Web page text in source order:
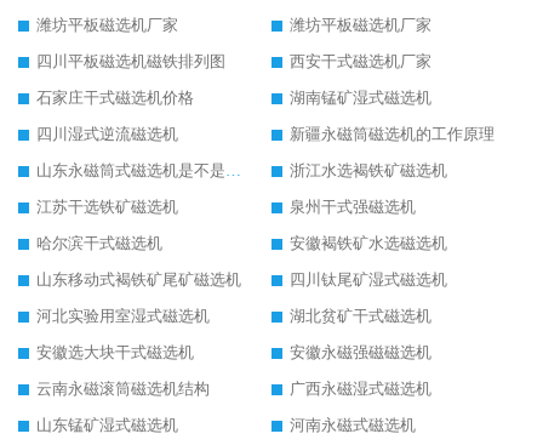
潍坊平板磁选机厂家
潍坊平板磁选机厂家
四川平板磁选机磁铁排列图
西安干式磁选机厂家
石家庄干式磁选机价格
湖南锰矿湿式磁选机
四川湿式逆流磁选机
新疆永磁筒磁选机的工作原理
山东永磁筒式磁选机是不是强磁
浙江水选褐铁矿磁选机
江苏干选铁矿磁选机
泉州干式强磁选机
哈尔滨干式磁选机
安徽褐铁矿水选磁选机
山东移动式褐铁矿尾矿磁选机
四川钛尾矿湿式磁选机
河北实验用室湿式磁选机
湖北贫矿干式磁选机
安徽选大块干式磁选机
安徽永磁强磁磁选机
云南永磁滚筒磁选机结构
广西永磁湿式磁选机
山东锰矿湿式磁选机
河南永磁式磁选机